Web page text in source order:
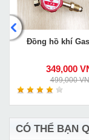
Đồng hồ khí
349,000
499,000
CÓ THỂ BẠN